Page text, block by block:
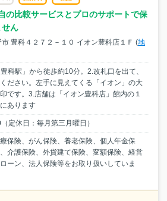
の比較サービスとプロのサポートで保
せん
豊科４２７２－１０ イオン豊科店１Ｆ (地
科駅」から徒歩約10分。2.改札口を出て、
ださい。左手に見えてくる「イオン」の大
です。3.店舗は「イオン豊科店」館内の１
あります
定休日：毎月第三月曜日）
保険、がん保険、養老保険、個人年金保
介護保険、外貨建て保険、変額保険、経営
ーン、法人保険等をお取り扱いしていま